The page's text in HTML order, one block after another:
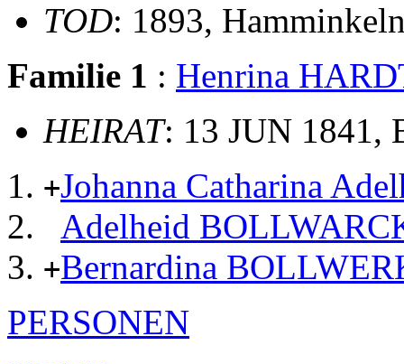
TOD: 1893,
Familie 1 : Henrina
HEIRAT: 13 JUN 1841,
+Johanna Catharina
Adelheid
+Bernardina
PERSONEN